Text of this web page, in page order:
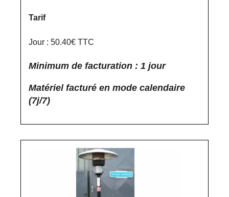
Tarif
Jour : 50.40€ TTC
Minimum de facturation : 1 jour
Matériel facturé en mode calendaire
(7j/7)